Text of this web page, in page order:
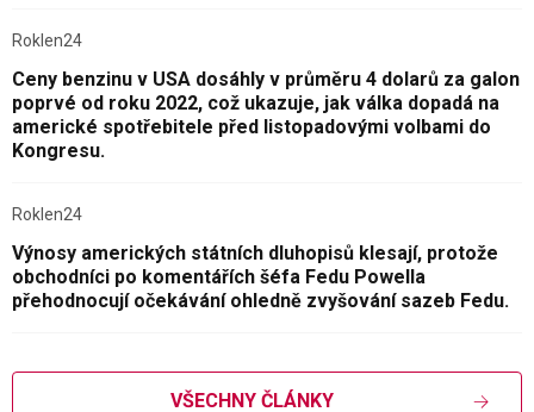
Roklen24
Ceny benzinu v USA dosáhly v průměru 4 dolarů za galon
poprvé od roku 2022, což ukazuje, jak válka dopadá na
americké spotřebitele před listopadovými volbami do
Kongresu.
Roklen24
Výnosy amerických státních dluhopisů klesají, protože
obchodníci po komentářích šéfa Fedu Powella
přehodnocují očekávání ohledně zvyšování sazeb Fedu.
VŠECHNY ČLÁNKY